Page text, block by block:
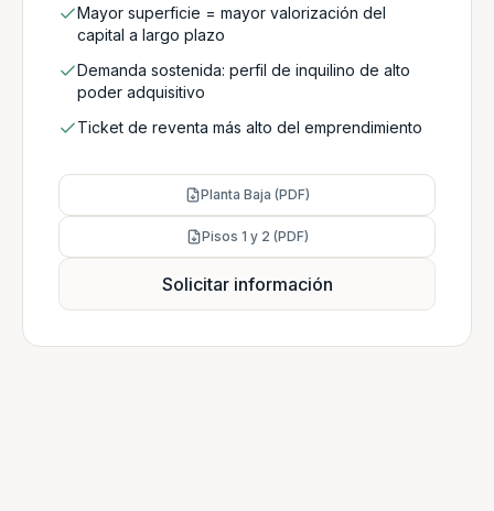
Mayor superficie = mayor valorización del
capital a largo plazo
Demanda sostenida: perfil de inquilino de alto
poder adquisitivo
Ticket de reventa más alto del emprendimiento
Planta Baja (PDF)
Pisos 1 y 2 (PDF)
Solicitar información